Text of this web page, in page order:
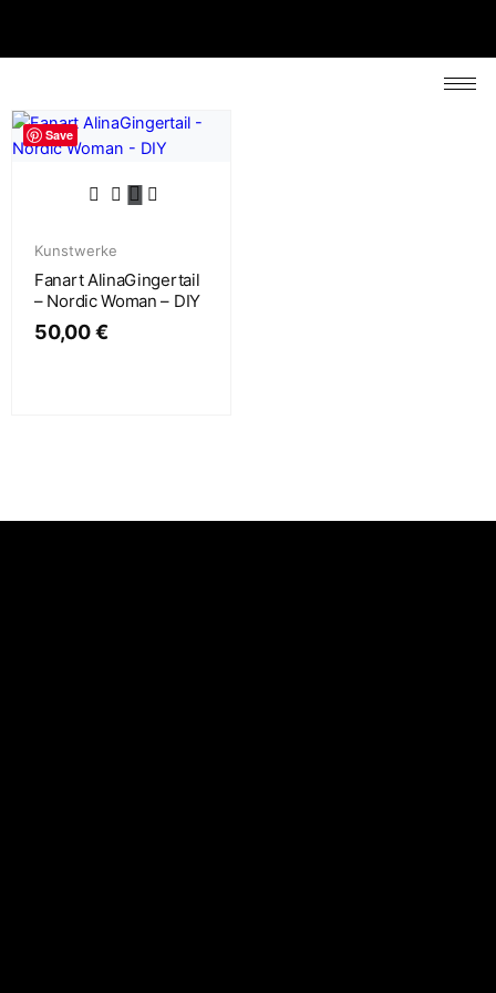
Save
Kunstwerke
Fanart AlinaGingertail
– Nordic Woman – DIY
50,00€